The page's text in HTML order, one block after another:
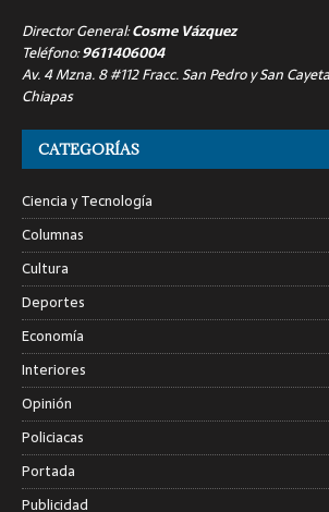
Director General:Cosme Vázquez
Teléfono:9611406004
Av. 4 Mzna. 8 #112 Fracc. San Pedro y San
Chiapas
CATEGORÍAS
Ciencia y Tecnología
Columnas
Cultura
Deportes
Economía
Interiores
Opinión
Policiacas
Portada
Publicidad